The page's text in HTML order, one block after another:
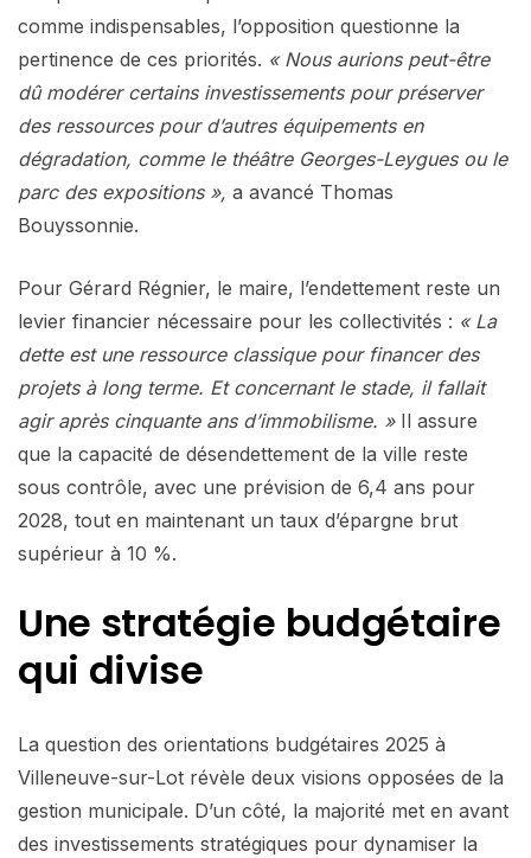
comme indispensables, l’opposition questionne la
pertinence de ces priorités. « Nous aurions peut-être
dû modérer certains investissements pour préserver
des ressources pour d’autres équipements en
dégradation, comme le théâtre Georges-Leygues ou le
parc des expositions », a avancé Thomas
Bouyssonnie.
Pour Gérard Régnier, le maire, l’endettement reste un
levier financier nécessaire pour les collectivités : « La
dette est une ressource classique pour financer des
projets à long terme. Et concernant le stade, il fallait
agir après cinquante ans d’immobilisme. » Il assure
que la capacité de désendettement de la ville reste
sous contrôle, avec une prévision de 6,4 ans pour
2028, tout en maintenant un taux d’épargne brut
supérieur à 10 %.
Une stratégie budgétaire
qui divise
La question des orientations budgétaires 2025 à
Villeneuve-sur-Lot révèle deux visions opposées de la
gestion municipale. D’un côté, la majorité met en avant
des investissements stratégiques pour dynamiser la